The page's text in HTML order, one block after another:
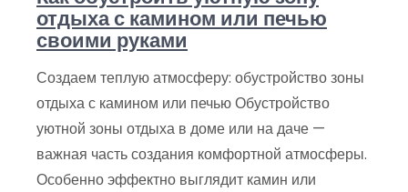
отдыха с камином или печью
своими руками
Создаем теплую атмосферу: обустройство зоны
отдыха с камином или печью Обустройство
уютной зоны отдыха в доме или на даче —
важная часть создания комфортной атмосферы.
Особенно эффектно выглядит камин или